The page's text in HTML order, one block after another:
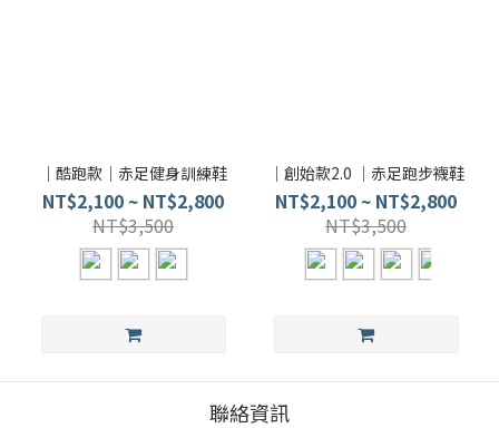
｜酷跑款｜赤足健身訓練鞋
NT$2,100 ~ NT$2,800
NT$3,500
｜創始款2.0 ｜赤足跑步襪鞋
NT$2,100 ~ NT$2,800
NT$3,500
聯絡資訊